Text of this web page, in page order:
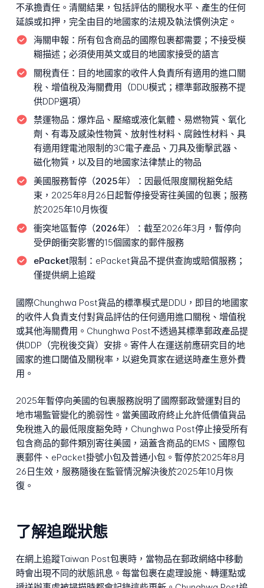
不承擔責任。清關結果，包括評估的關稅水平、產生的任何
延誤或扣押，完全由目的地國家的法規及執法慣例決定。
海關申報： 所有包含商品的國際包裹都需要；不接受模
糊描述；必須使用英文或目的地國家接受的語言
關稅責任： 目的地國家的收件人負責所有適用的進口關
稅、增值稅及海關費用（DDU模式；標準郵政服務不提
供DDP選項）
禁運物品： 爆炸品、壓縮或液化氣體、易燃物質、氧化
劑、有毒及感染性物質、放射性材料、腐蝕性材料、具
有適用鋰電池限制的3C電子產品、刀具及衝擊武器、
磁化物質，以及目的地國家法律禁止的物品
美國服務暫停（2025年）： 因最低限度關稅豁免結
束，2025年8月26日起暫停接受寄往美國的包裹；服務
於2025年10月恢復
衝突地區暫停（2026年）： 截至2026年3月，暫停向
受伊朗衝突影響的15個國家的郵件服務
ePacket限制： ePacket貨品不提供查詢或賠償服務；
僅提供網上追蹤
國際Chunghwa Post貨品的標準模式是DDU，即目的地國家
的收件人負責支付對貨品評估的任何適用進口關稅、增值稅
或其他海關費用。Chunghwa Post不透過其標準郵政產品提
供DDP（完稅後交貨）安排。寄件人在運送前應研究目的地
國家的進口閾值及關稅率，以避免買家在遞送時產生意外費
用。
2025年暫停向美國的包裹服務說明了國際郵政營運對目的
地市場監管變化的脆弱性。當美國政府終止允許低價值貨品
免稅進入的最低限度豁免時，Chunghwa Post停止接受所有
包含商品的郵件類別寄往美國，涵蓋含商品的EMS、國際包
裹郵件、ePacket掛號小包及普通小包。暫停於2025年8月
26日生效，服務隨後在監管情況解決後於2025年10月恢
復。
了解追蹤狀態
在網上追蹤Taiwan Post包裹時，當物品在郵政網絡中移動
時會出現不同的狀態訊息。每當包裹在處理設施、轉運點或